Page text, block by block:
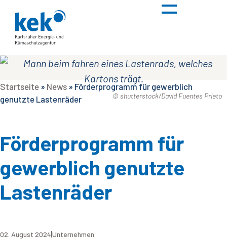
© shutterstock/David Fuentes Prieto
Startseite » News » Förderprogramm für gewerblich
genutzte Lastenräder
Förderprogramm für
gewerblich genutzte
Lastenräder
02. August 2024Unternehmen